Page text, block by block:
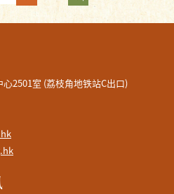
2501室 (荔枝角地铁站C出口)